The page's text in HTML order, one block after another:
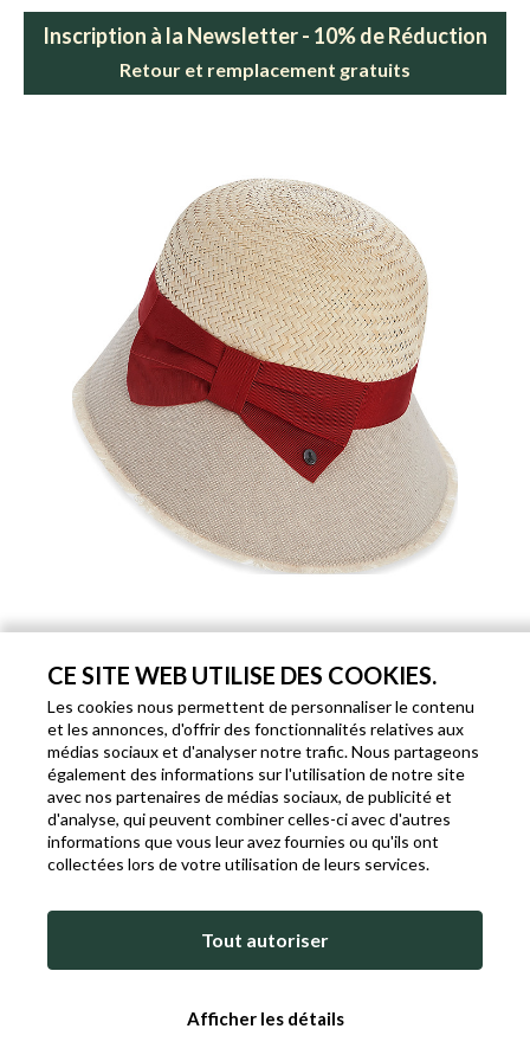
CE SITE WEB UTILISE DES COOKIES.
Les cookies nous permettent de personnaliser le contenu
et les annonces, d'offrir des fonctionnalités relatives aux
médias sociaux et d'analyser notre trafic. Nous partageons
également des informations sur l'utilisation de notre site
avec nos partenaires de médias sociaux, de publicité et
d'analyse, qui peuvent combiner celles-ci avec d'autres
informations que vous leur avez fournies ou qu'ils ont
collectées lors de votre utilisation de leurs services.
Tout autoriser
Afficher les détails
Inscription à la Newsletter - 10% de Réduction
Retour et remplacement gratuits
CHAPEAU CLOCHE AVEC RUBAN ROUGE
Code: P173 Marque:Doria 1905 Genre: Femme
€ 94,00 € 19,90 - 79%
Produit en rupture de stock